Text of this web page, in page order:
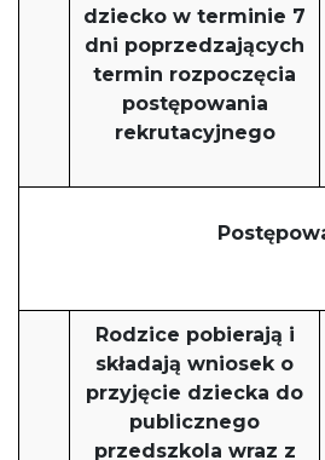
dziecko w terminie 7
dni poprzedzających
termin rozpoczęcia
postępowania
rekrutacyjnego
Rodzice pobierają i
składają wniosek o
przyjęcie dziecka do
publicznego
przedszkola wraz z